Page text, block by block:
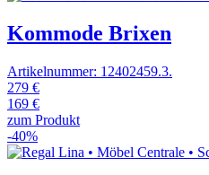
Kommode Brixen
Artikelnummer: 12402459.3.
279 €
169 €
zum Produkt
-40%